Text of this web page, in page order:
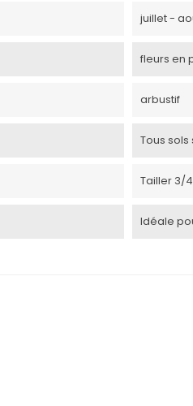
juillet -
fleurs en
arbustif
Tous
Tailler 3/
Idéale